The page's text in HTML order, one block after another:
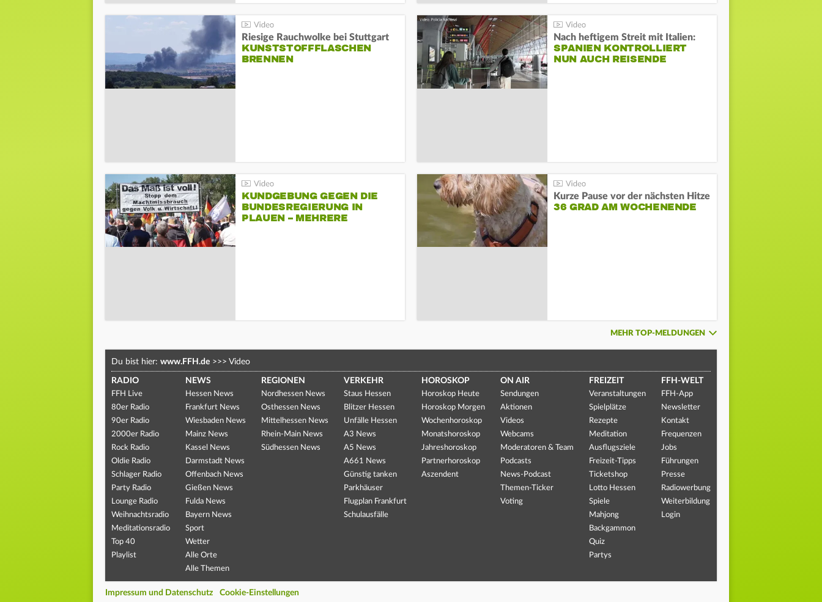
Riesige Rauchwolke bei Stuttgart
KUNSTSTOFFFLASCHEN
BRENNEN
Nach heftigem Streit mit Italien:
SPANIEN KONTROLLIERT
NUN AUCH REISENDE
KUNDGEBUNG GEGEN DIE
BUNDESREGIERUNG IN
PLAUEN – MEHRERE
Kurze Pause vor der nächsten Hitze
36 GRAD AM WOCHENENDE
MEHR TOP-MELDUNGEN
Du bist hier: www.FFH.de >>> Video
RADIO
FFH Live
80er Radio
90er Radio
2000er Radio
Rock Radio
Oldie Radio
Schlager Radio
Party Radio
Lounge Radio
Weihnachtsradio
Meditationsradio
Top 40
Playlist
NEWS
Hessen News
Frankfurt News
Wiesbaden News
Mainz News
Kassel News
Darmstadt News
Offenbach News
Gießen News
Fulda News
Bayern News
Sport
Wetter
Alle Orte
Alle Themen
REGIONEN
Nordhessen News
Osthessen News
Mittelhessen News
Rhein-Main News
Südhessen News
VERKEHR
Staus Hessen
Blitzer Hessen
Unfälle Hessen
A3 News
A5 News
A661 News
Günstig tanken
Parkhäuser
Flugplan Frankfurt
Schulausfälle
HOROSKOP
Horoskop Heute
Horoskop Morgen
Wochenhoroskop
Monatshoroskop
Jahreshoroskop
Partnerhoroskop
Aszendent
ON AIR
Sendungen
Aktionen
Videos
Webcams
Moderatoren & Team
Podcasts
News-Podcast
Themen-Ticker
Voting
FREIZEIT
Veranstaltungen
Spielplätze
Rezepte
Meditation
Ausflugsziele
Freizeit-Tipps
Ticketshop
Lotto Hessen
Spiele
Mahjong
Backgammon
Quiz
Partys
FFH-WELT
FFH-App
Newsletter
Kontakt
Frequenzen
Jobs
Führungen
Presse
Radiowerbung
Weiterbildung
Login
Impressum und Datenschutz Cookie-Einstellungen